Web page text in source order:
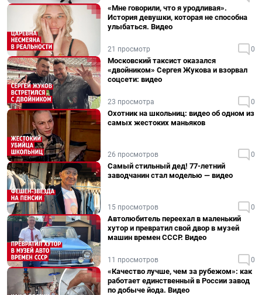
«Мне говорили, что я уродливая».
История девушки, которая не способна
улыбаться. Видео
21 просмотр 0
Московский таксист оказался
«двойником» Сергея Жукова и взорвал
соцсети: видео
23 просмотра 0
Охотник на школьниц: видео об одном из
самых жестоких маньяков
26 просмотров 0
Самый стильный дед! 77-летний
заводчанин стал моделью — видео
15 просмотров 0
Автолюбитель переехал в маленький
хутор и превратил свой двор в музей
машин времен СССР. Видео
11 просмотров 0
«Качество лучше, чем за рубежом»: как
работает единственный в России завод
по добыче йода. Видео